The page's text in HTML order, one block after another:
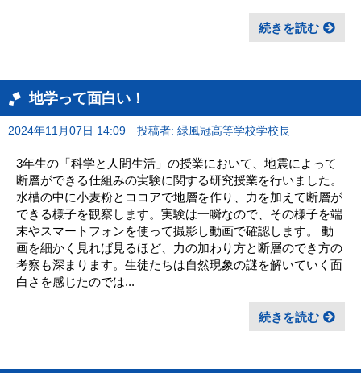
続きを読む
地学って面白い！
2024年11月07日 14:09 投稿者: 緑風冠高等学校学校長
3年生の「科学と人間生活」の授業において、地震によって
断層ができる仕組みの実験に関する研究授業を行いました。
水槽の中に小麦粉とココアで地層を作り、力を加えて断層が
できる様子を観察します。実験は一瞬なので、その様子を端
末やスマートフォンを使って撮影し動画で確認します。 動
画を細かく見れば見るほど、力の加わり方と断層のでき方の
考察も深まります。生徒たちは自然現象の謎を解いていく面
白さを感じたのでは...
続きを読む